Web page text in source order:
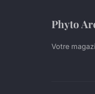
Phyto
Votre